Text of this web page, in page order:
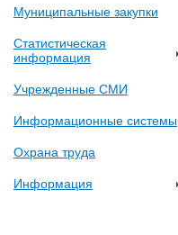
Муниципальные закупки
Статистическая
информация
Учрежденные СМИ
Информационные системы
Охрана труда
Информация